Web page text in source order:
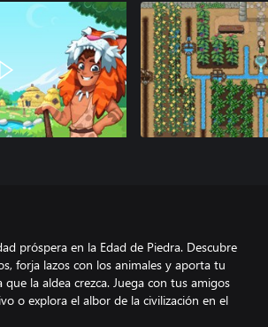
próspera en la Edad de Piedra. Descubre
forja lazos con los animales y aporta tu
la aldea crezca. Juega con tus amigos
o explora el albor de la civilización en el